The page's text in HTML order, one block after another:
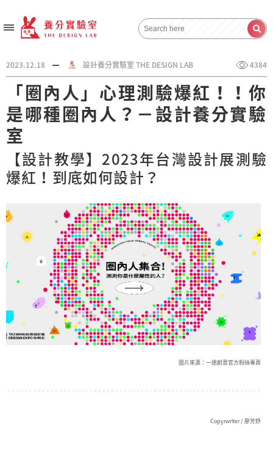
2023.12.18 設計養分實驗室 THE DESIGN LAB 4384
「圈內人」心理測驗爆紅！！你
是哪種圈內人？－設計養分實驗
室
【設計教學】2023年台灣設計展測驗
爆紅！到底如何設計？
圖片來源：一途創意官方粉絲專頁
Copyrwriter / 廖芳妤